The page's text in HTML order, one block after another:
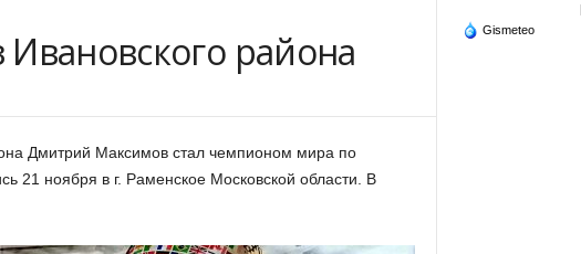
района
Дмитрий Максимов стал чемпионом мира по
21 ноября в г. Раменское Московской области. В
Gismeteo